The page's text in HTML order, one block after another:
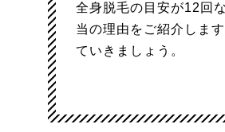
全身脱毛の目安が12回
当の理由をご紹介しま
ていきましょう。